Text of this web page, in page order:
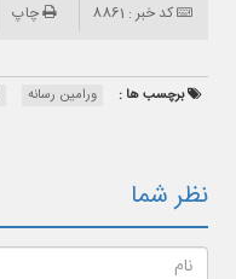
کد خبر : 8861
چاپ
برچسب ها : ورامین رسانه
نظر شما